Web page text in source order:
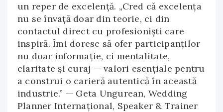
un reper de excelență. „Cred că excelența
nu se învață doar din teorie, ci din
contactul direct cu profesioniști care
inspiră. Îmi doresc să ofer participanților
nu doar informație, ci mentalitate,
claritate și curaj — valori esențiale pentru
a construi o carieră autentică în această
industrie.” — Geta Ungurean, Wedding
Planner Internațional, Speaker & Trainer